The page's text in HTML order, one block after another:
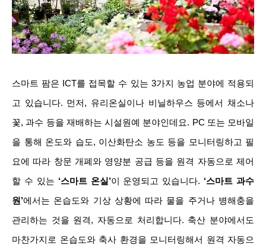
스마트 팜은 ICT를 접목할 수 있는 3가지 농업 분야에 적용되
고 있습니다. 먼저, 유리온실이나 비닐하우스 등에서 채소나
꽃, 과수 등을 재배하는 시설원예 분야인데요. PC 또는 모바일
을 통해 온도와 습도, 이산화탄소 농도 등을 모니터링하고 필
요에 따라 창문 개폐와 영양분 공급 등을 원격 자동으로 제어
할 수 있는 ‘스마트 온실’이 운영되고 있습니다. ‘스마트 과수
원’에서는 온습도와 기상 상황에 따라 물을 주거나 병해충을
관리하는 것을 원격, 자동으로 처리합니다. 축산 분야에서도
마찬가지로 온습도와 축사 환경을 모니터링해서 원격 자동으